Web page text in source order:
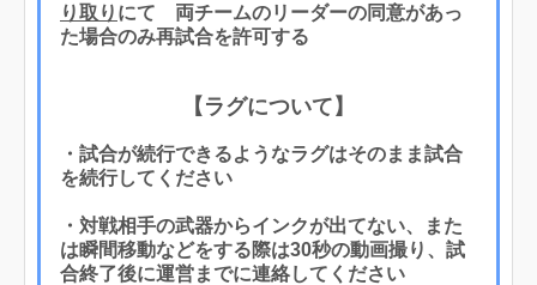
り取り にて 両チームのリーダーの同意があっ
た場合のみ再試合を許可する
【ラグについて】
・試合が続行できるようなラグはそのまま試合
を続行してください
・対戦相手の武器からインクが出てない、また
は瞬間移動などをする際は30秒の動画撮り、試
合終了後に運営までに連絡してください